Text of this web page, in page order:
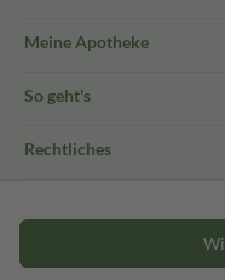
Meine Apotheke
So geht's
Rechtliches